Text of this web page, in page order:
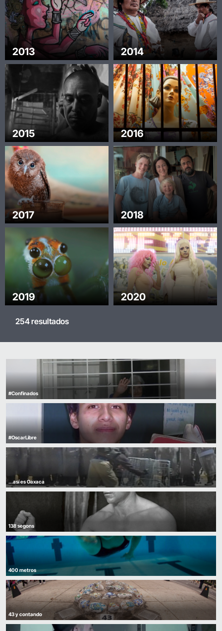
2013 2014
2015 2016
2017 2018
2019 2020
254 resultados
#Confinados
#OscarLibre
...así es Oaxaca
138 segons
400 metros
43 y contando